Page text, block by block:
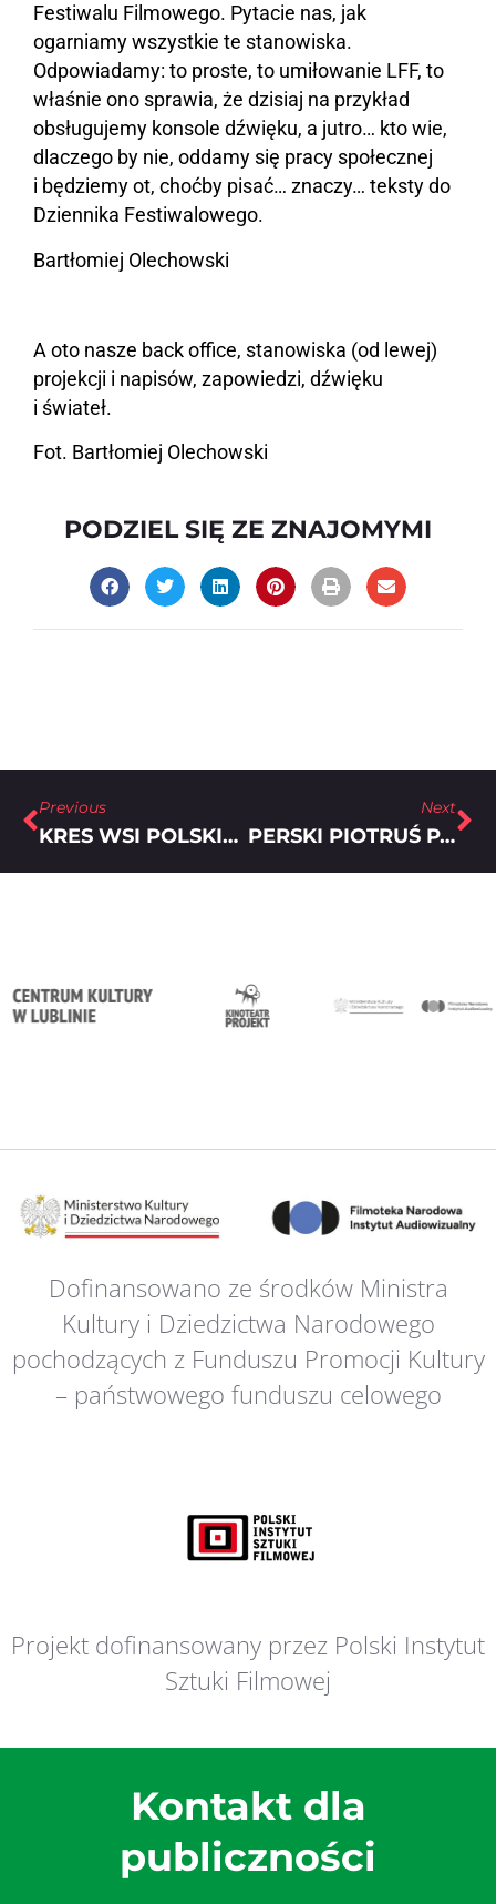
Festiwalu Filmowego. Pytacie nas, jak
ogarniamy wszystkie te stanowiska.
Odpowiadamy: to proste, to umiłowanie LFF, to
właśnie ono sprawia, że dzisiaj na przykład
obsługujemy konsole dźwięku, a jutro… kto wie,
dlaczego by nie, oddamy się pracy społecznej
i będziemy ot, choćby pisać… znaczy… teksty do
Dziennika Festiwalowego.
Bartłomiej Olechowski
A oto nasze back office, stanowiska (od lewej)
projekcji i napisów, zapowiedzi, dźwięku
i świateł.
Fot. Bartłomiej Olechowski
PODZIEL SIĘ ZE ZNAJOMYMI
Previous
KRES WSI POLSKIEJ?
Next
PERSKI PIOTRUŚ PAN
Dofinansowano ze środków Ministra
Kultury i Dziedzictwa Narodowego
pochodzących z Funduszu Promocji Kultury
– państwowego funduszu celowego
Projekt dofinansowany przez Polski Instytut
Sztuki Filmowej
Kontakt dla
publiczności